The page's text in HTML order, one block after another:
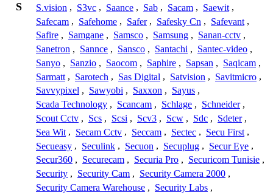
S S.vision , S3vc , Saance , Sab , Sacam , Saewit ,
Safecam , Safehome , Safer , Safesky Cn , Safevant ,
Safire , Samgane , Samsco , Samsung , Sanan-cctv ,
Sanetron , Sannce , Sansco , Santachi , Santec-video ,
Sanyo , Sanzio , Saocom , Saphire , Sapsan , Saqicam ,
Sarmatt , Sarotech , Sas Digital , Satvision , Savitmicro ,
Savvypixel , Sawyobi , Saxxon , Sayus ,
Scada Technology , Scancam , Schlage , Schneider ,
Scout Cctv , Scs , Scsi , Scv3 , Scw , Sdc , Sdeter ,
Sea Wit , Secam Cctv , Seccam , Sectec , Secu First ,
Secueasy , Seculink , Secuon , Secuplug , Secur Eye ,
Secur360 , Securecam , Securia Pro , Securicom Tunisie ,
Security , Security Cam , Security Camera 2000 ,
Security Camera Warehouse , Security Labs ,